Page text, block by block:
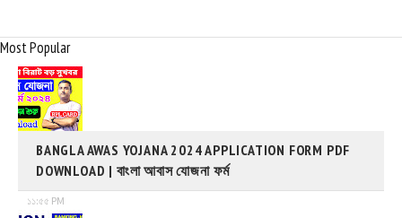
Most Popular
BANGLA AWAS YOJANA 2024 APPLICATION FORM PDF
DOWNLOAD | বাংলা আবাস যোজনা ফর্ম
১১:৫৫ PM